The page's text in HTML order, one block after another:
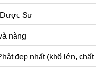
Sư
nàng
đẹp nhất (khổ lớn,